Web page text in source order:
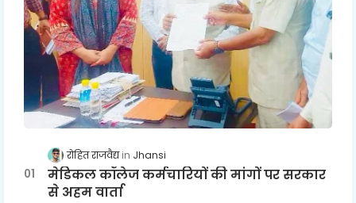
रोहित राजवैद्य Jhansi
मेडिकल कॉलेज कर्मचारियों की मांगों पर सरकार
से अहम वार्ता